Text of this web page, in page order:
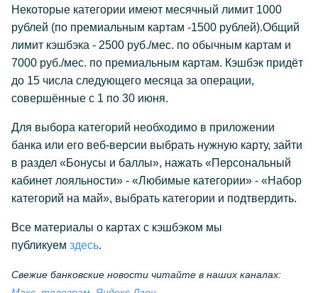
Некоторые категории имеют месячный лимит 1000
рублей (по премиальным картам -1500 рублей).Общий
лимит кэшбэка - 2500 руб./мес. по обычным картам и
7000 руб./мес. по премиальным картам. Кэшбэк придёт
до 15 числа следующего месяца за операции,
совершённые с 1 по 30 июня.
Для выбора категорий необходимо в приложении
банка или его веб-версии выбрать нужную карту, зайти
в раздел «Бонусы и баллы», нажать «Персональный
кабинет лояльности» - «Любимые категории» - «Набор
категорий на май», выбрать категории и подтвердить.
Все материалы о картах с кэшбэком мы
публикуем здесь.
Свежие банковские новости читайте в наших каналах: